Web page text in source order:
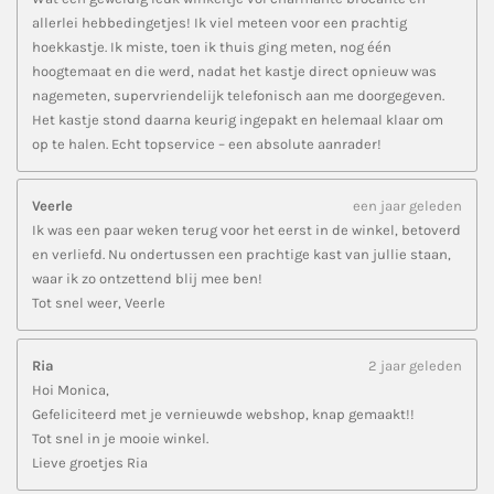
allerlei hebbedingetjes! Ik viel meteen voor een prachtig
hoekkastje. Ik miste, toen ik thuis ging meten, nog één
hoogtemaat en die werd, nadat het kastje direct opnieuw was
nagemeten, supervriendelijk telefonisch aan me doorgegeven.
Het kastje stond daarna keurig ingepakt en helemaal klaar om
op te halen. Echt topservice – een absolute aanrader!
Veerle
een jaar geleden
Ik was een paar weken terug voor het eerst in de winkel, betoverd
en verliefd. Nu ondertussen een prachtige kast van jullie staan,
waar ik zo ontzettend blij mee ben!
Tot snel weer, Veerle
Ria
2 jaar geleden
Hoi Monica,
Gefeliciteerd met je vernieuwde webshop, knap gemaakt!!
Tot snel in je mooie winkel.
Lieve groetjes Ria